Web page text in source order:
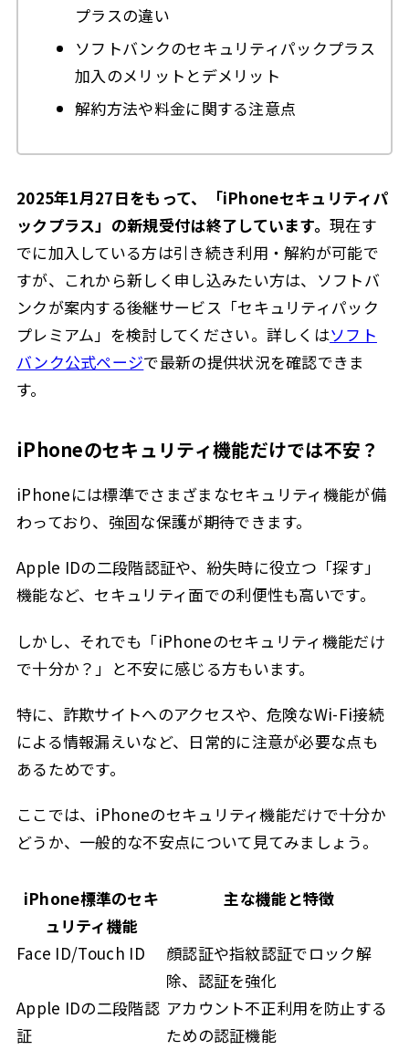
プラスの違い
ソフトバンクのセキュリティパックプラス
加入のメリットとデメリット
解約方法や料金に関する注意点
2025年1月27日をもって、「iPhoneセキュリティパ
ックプラス」の新規受付は終了しています。現在す
でに加入している方は引き続き利用・解約が可能で
すが、これから新しく申し込みたい方は、ソフトバ
ンクが案内する後継サービス「セキュリティパック
プレミアム」を検討してください。詳しくはソフト
バンク公式ページで最新の提供状況を確認できま
す。
iPhoneのセキュリティ機能だけでは不安？
iPhoneには標準でさまざまなセキュリティ機能が備
わっており、強固な保護が期待できます。
Apple IDの二段階認証や、紛失時に役立つ「探す」
機能など、セキュリティ面での利便性も高いです。
しかし、それでも「iPhoneのセキュリティ機能だけ
で十分か？」と不安に感じる方もいます。
特に、詐欺サイトへのアクセスや、危険なWi-Fi接続
による情報漏えいなど、日常的に注意が必要な点も
あるためです。
ここでは、iPhoneのセキュリティ機能だけで十分か
どうか、一般的な不安点について見てみましょう。
iPhone標準のセキ
ュリティ機能
主な機能と特徴
Face ID/Touch ID
顔認証や指紋認証でロック解
除、認証を強化
Apple IDの二段階認
証
アカウント不正利用を防止する
ための認証機能